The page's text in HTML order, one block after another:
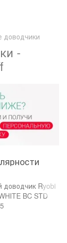
доводчики
-